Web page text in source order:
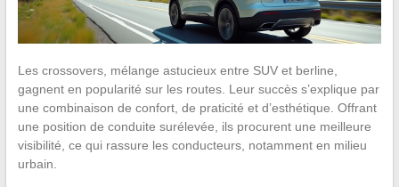
Les crossovers, mélange astucieux entre SUV et berline,
gagnent en popularité sur les routes. Leur succès s’explique par
une combinaison de confort, de praticité et d’esthétique. Offrant
une position de conduite surélevée, ils procurent une meilleure
visibilité, ce qui rassure les conducteurs, notamment en milieu
urbain.